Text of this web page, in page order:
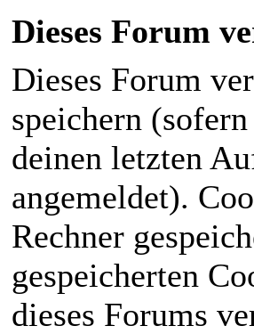
Dieses Forum
Dieses Forum
speichern
deinen letzten
angemeldet).
Rechner
gespeicherten
dieses Forums